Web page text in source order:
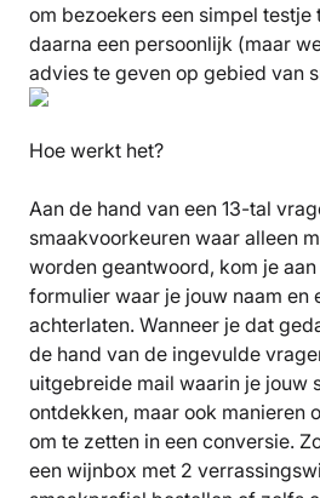
om bezoekers een simpel testje
daarna een persoonlijk (maar
advies te geven op gebied van
Hoe werkt het?
Aan de hand van een 13-tal
smaakvoorkeuren waar alleen
worden geantwoord, kom je
formulier waar je jouw naam en
achterlaten. Wanneer je dat
de hand van de ingevulde
uitgebreide mail waarin je jouw
ontdekken, maar ook manieren
om te zetten in een conversie.
een wijnbox met 2